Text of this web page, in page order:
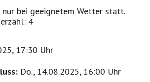
bei geeignetem Wetter statt.
4
17:30 Uhr
Do., 14.08.2025, 16:00 Uhr